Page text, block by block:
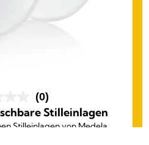
(0)
Stilleinlagen
Stilleinlagen von Medela